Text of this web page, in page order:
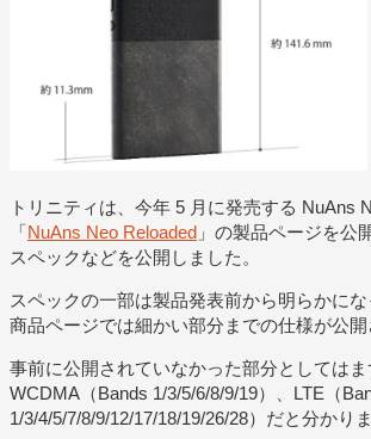
トリニティは、今年 5 月に発売する NuAns
「NuAns Neo Reloaded 」の製品ページを公
スペックなどを公開しました。
スペックの一部は製品発表前から明らかにな
商品ページでは細かい部分までの仕様が公開
事前に公開されていなかった部分としては
WCDMA（Bands 1/3/5/6/8/9/19）、LTE（
1/3/4/5/7/8/9/12/17/18/19/26/28）だと分かりま